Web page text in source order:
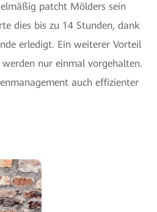
patcht Mölders sein
dies bis zu 14 Stunden, dank
erledigt. Ein weiterer Vorteil
nur einmal vorgehalten.
auch effizienter